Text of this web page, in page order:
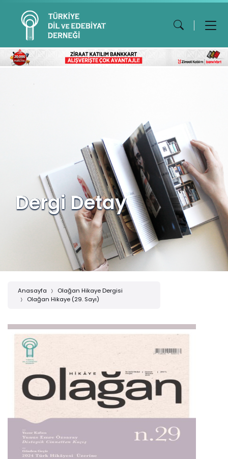
Dergi Detay
Anasayfa
Olağan Hikaye Dergisi
Olağan Hikaye (29. Sayı)